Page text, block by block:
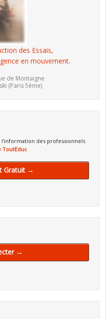
des Essais,
en mouvement.
de Montaigne
(Paris 5ème)
des professionnels
ToutEduc
Gratuit →
→